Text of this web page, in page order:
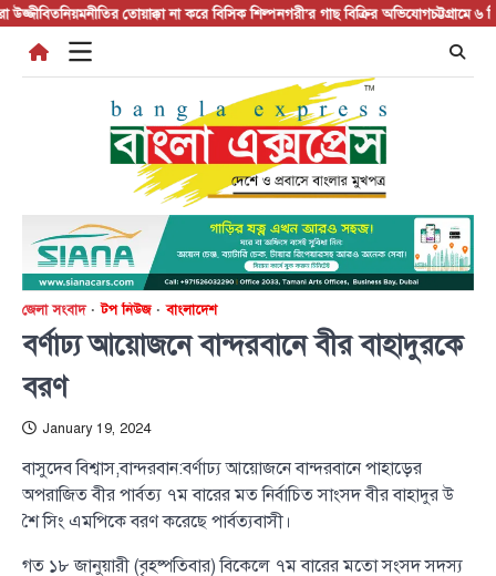
Skip
content
নিয়মনীতির তোয়াক্কা না করে বিসিক শিল্পনগরী’র গাছ বিক্রির অভিযোগচট্টগ্রামে ৬
জেলা সংবাদ টপ নিউজ বাংলাদেশ
বর্ণাঢ্য আয়োজনে বান্দরবানে বীর বাহাদুরকে
বরণ
January 19, 2024
বাসুদেব বিশ্বাস,বান্দরবান:বর্ণাঢ্য আয়োজনে বান্দরবানে পাহাড়ের
অপরাজিত বীর পার্বত্য ৭ম বারের মত নির্বাচিত সাংসদ বীর বাহাদুর উ
শৈ সিং এমপিকে বরণ করেছে পার্বত্যবাসী।
গত ১৮ জানুয়ারী (বৃহষ্পতিবার) বিকেলে ৭ম বারের মতো সংসদ সদস্য